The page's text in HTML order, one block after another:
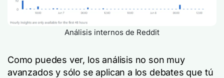
Análisis internos de Reddit
Como puedes ver, los análisis no son muy
avanzados y sólo se aplican a los debates que tú